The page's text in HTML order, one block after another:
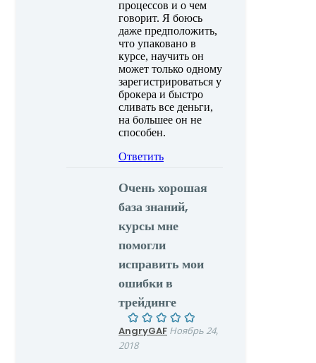
процессов и о чем
говорит. Я боюсь
даже предположить,
что упаковано в
курсе, научить он
может только одному
зарегистрироваться у
брокера и быстро
сливать все деньги,
на большее он не
способен.
Ответить
Очень хорошая
база знаний,
курсы мне
помогли
исправить мои
ошибки в
трейдинге
AngryGAF Ноябрь 24,
2018